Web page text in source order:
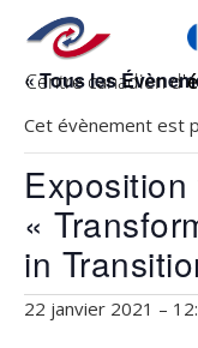
« Tous les
Cet évènement est
«
in
22 janvier 2021 –